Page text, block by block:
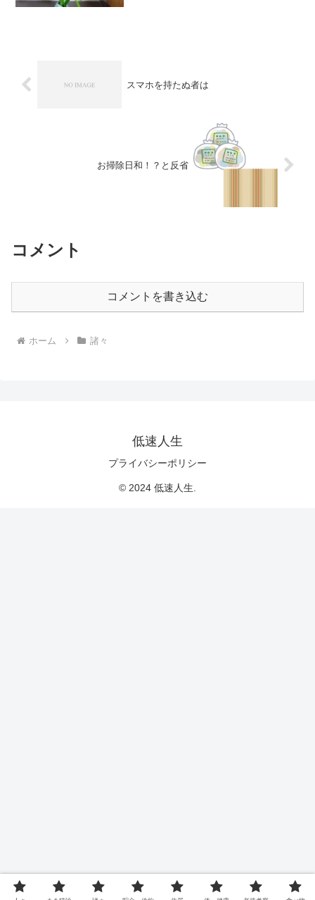
スマホを持たぬ者は
お掃除日和！？と反省
コメント
コメントを書き込む
ホーム 諸々
低速人生
プライバシーポリシー
© 2024 低速人生.